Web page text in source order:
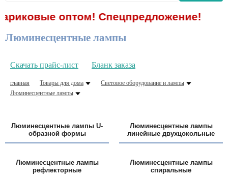
оптом! Спецпредложение!
Люминесцентные лампы
Скачать прайс-лист Бланк заказа
главная Товары для дома
Световое оборудование и лампы
Люминесцентные лампы
Люминесцентные лампы U-
образной формы
Люминесцентные лампы
линейные двухцокольные
Люминесцентные лампы
рефлекторные
Люминесцентные лампы
спиральные